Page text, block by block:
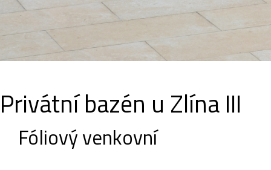
Privátní bazén u Zlína III
Fóliový venkovní